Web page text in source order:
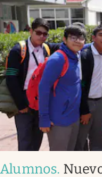
Alumnos.